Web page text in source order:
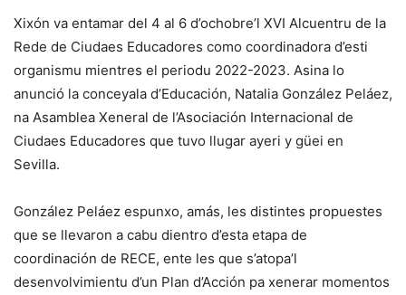
Xixón va entamar del 4 al 6 d’ochobre’l XVI Alcuentru de la
Rede de Ciudaes Educadores como coordinadora d’esti
organismu mientres el periodu 2022-2023. Asina lo
anunció la conceyala d’Educación, Natalia González Peláez,
na Asamblea Xeneral de l’Asociación Internacional de
Ciudaes Educadores que tuvo llugar ayeri y güei en
Sevilla.
González Peláez espunxo, amás, les distintes propuestes
que se llevaron a cabu dientro d’esta etapa de
coordinación de RECE, ente les que s’atopa’l
desenvolvimientu d’un Plan d’Acción pa xenerar momentos